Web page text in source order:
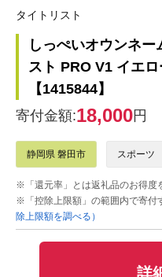
タイトリスト
しっぺいオウンネ
スト PRO V1 イエ
【1415844】
寄付金額:18,000円
静岡県 磐田市 スポーツ
※「還元率」とは返礼品のお得度
※「控除上限額」の範囲内で寄付
除上限額を調べる）
詳